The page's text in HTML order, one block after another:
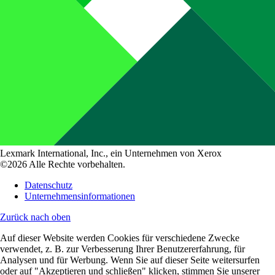
Lexmark International, Inc., ein Unternehmen von Xerox
©2026 Alle Rechte vorbehalten.
Datenschutz
Unternehmensinformationen
Zurück nach oben
Auf dieser Website werden Cookies für verschiedene Zwecke
verwendet, z. B. zur Verbesserung Ihrer Benutzererfahrung, für
Analysen und für Werbung. Wenn Sie auf dieser Seite weitersurfen
oder auf "Akzeptieren und schließen" klicken, stimmen Sie unserer